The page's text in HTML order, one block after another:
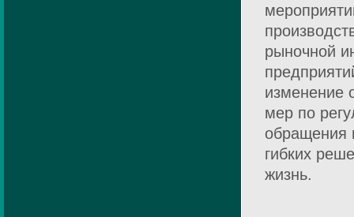
рыночной
изменение
мер по
обращения
гибких
жизнь.